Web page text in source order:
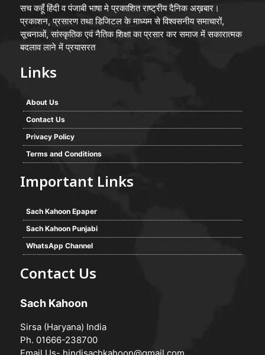
सच कहूँ हिंदी व पंजाबी भाषा मे प्रकाशित राष्ट्रीय दैनिक अख़बार।
प्रकाशन, प्रसारण तथा डिजिटल के माध्यम से विश्वसनीय समाचारों,
सूचनाओं, सांस्कृतिक एवं नैतिक शिक्षा का प्रसार कर समाज में सकारात्मक
बदलाव लाने में प्रयासरत
Links
About Us
Contact Us
Privacy Policy
Terms and Conditions
Important Links
Sach Kahoon Epaper
Sach Kahoon Punjabi
WhatsApp Channel
Contact Us
Sach Kahoon
Sirsa (Haryana) India
Ph. 01666-238700